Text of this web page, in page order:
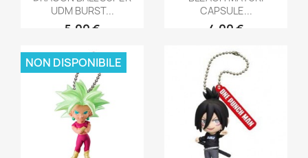
UDM BURST...
5,00 €
CAPSULE...
4,00 €
NON DISPONIBILE